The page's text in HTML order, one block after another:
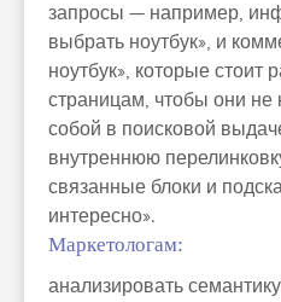
запросы — например,
выбрать ноутбук», и
ноутбук», которые стоит
страницам, чтобы они
собой в поисковой
внутреннюю
связанные блоки и
интересно».
Маркетологам:
анализировать